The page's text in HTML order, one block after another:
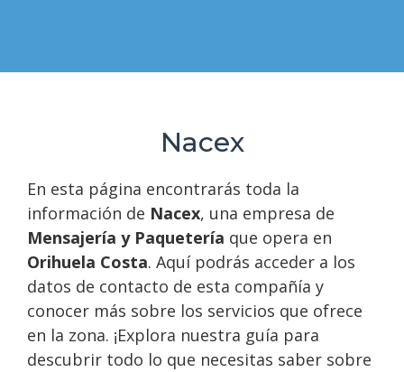
Nacex
En esta página encontrarás toda la
información de Nacex, una empresa de
Mensajería y Paquetería que opera en
Orihuela Costa. Aquí podrás acceder a los
datos de contacto de esta compañía y
conocer más sobre los servicios que ofrece
en la zona. ¡Explora nuestra guía para
descubrir todo lo que necesitas saber sobre